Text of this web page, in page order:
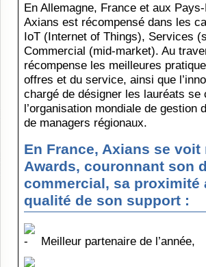
En Allemagne, France et aux
Axians est récompensé dans les
IoT (Internet of Things), Services
Commercial (mid-market). Au
récompense les meilleures
offres et du service, ainsi que
chargé de désigner les lauréats se
l’organisation mondiale de gestion
de managers régionaux.
En France, Axians se
Awards, couronnant son
commercial, sa proximité
qualité de son support :
Meilleur partenaire de l’année,